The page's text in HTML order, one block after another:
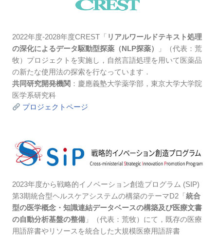
2022年度-2028年度CREST「 リアルワールドテキスト処理
の深化によるデータ駆動型探薬（NLP探薬）
」（代表：荒
牧）プロジェクトを実施し，自然言語処理を用いて医薬品
の新たな使用法の探索を行なっています．
共同研究開発機関 ：慶應義塾大学薬学部，東京大学大学院
医学系研究科
プロジェクトページ
2023年度から戦略的イノベーション創造プログラム (SIP)
第3期統合型ヘルスケアシステムの構築のテーマD2「統合
型の医学概念・知識連結データベースの構築及び医療文書
の自動分析基盤の整備 」（代表：荒牧）にて，既存の医療
用語辞書やリソースを統合した大規模医療用語辞書